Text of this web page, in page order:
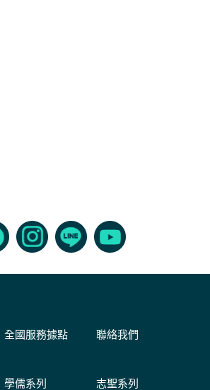
全國服務據點 聯絡我們
學儒系列
志聖系列